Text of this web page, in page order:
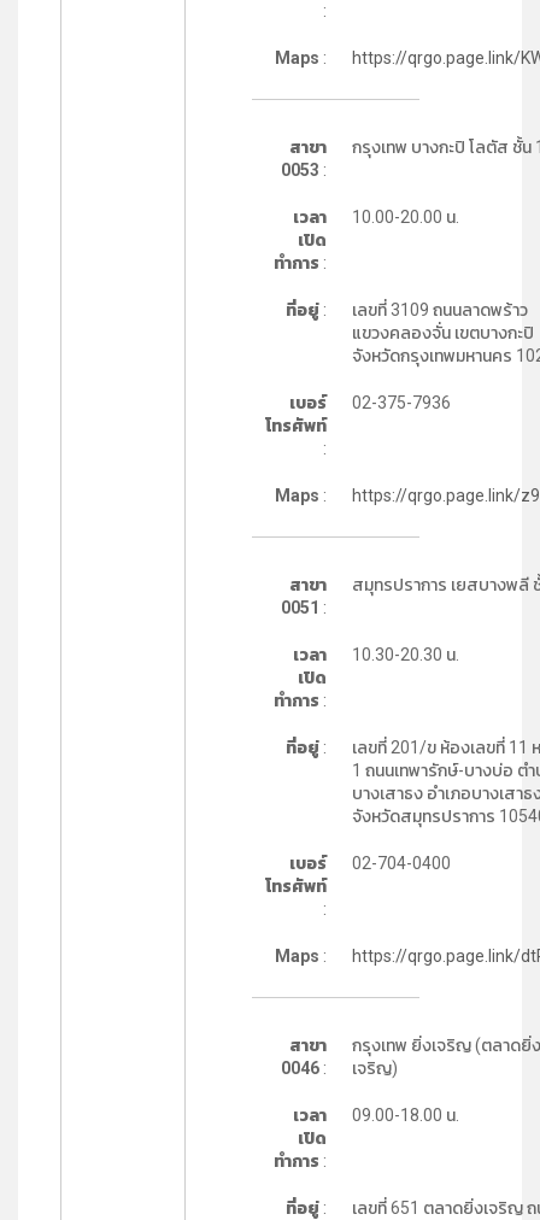
:
Maps : https://qrgo.page.link/
สาขา
0053 :
กรุงเทพ บางกะปิ โลตัส ชั้น
เวลา
เปิด
ทำการ :
10.00-20.00 น.
ที่อยู่:
เลขที่ 3109 ถนนลาดพร้าว
แขวงคลองจั่น เขตบางกะปิ
จังหวัดกรุงเทพมหานคร
เบอร์
โทรศัพท์
:
02-375-7936
Maps : https://qrgo.page.link/
สาขา
0051 :
สมุทรปราการ เยสบางพลี
เวลา
เปิด
ทำการ :
10.30-20.30 น.
ที่อยู่:
เลขที่ 201/ข ห้องเลขที่ 11
1 ถนนเทพารักษ์-บางบ่อ ต
บางเสาธง อำเภอบางเสาธ
จังหวัดสมุทรปราการ
เบอร์
โทรศัพท์
:
02-704-0400
Maps : https://qrgo.page.link/
สาขา
0046:
กรุงเทพ ยิ่งเจริญ (ตลาดยิ่ง
เจริญ)
เวลา
เปิด
ทำการ :
09.00-18.00 น.
ที่อยู่:
เลขที่ 651 ตลาดยิ่งเจริญ ถ